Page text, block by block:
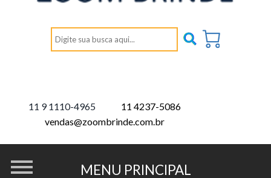
11 9 1110-4965
11 4237-5086
vendas@zoombrinde.com.br